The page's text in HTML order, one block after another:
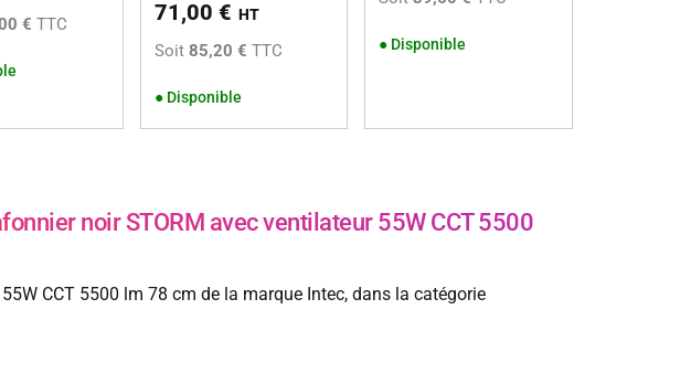
€ TTC 71,00 € HT
Soit 85,20 € TTC
● Disponible
● Disponible
noir STORM avec ventilateur 55W CCT 5500
CCT 5500 lm 78 cm de la marque Intec, dans la catégorie